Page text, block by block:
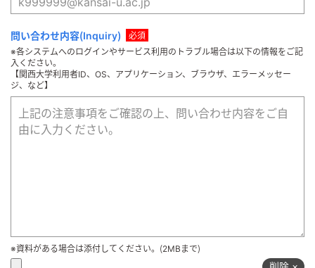
問い合わせ内容（Inquiry）
必須
※各システムへのログインやサービス利用のトラブル場合は以下の情報をご記
入ください。
【関西大学利用者ID、OS、アプリケーション、ブラウザ、エラーメッセー
ジ、など】
※資料がある場合は添付してください。（2MBまで）